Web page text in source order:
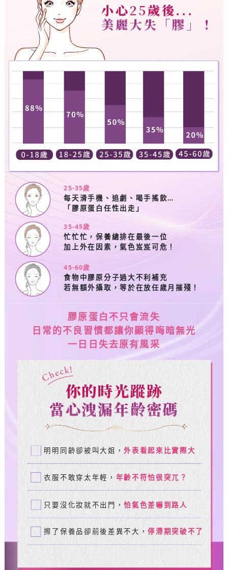
小心25歲後...
美麗大失「膠」！
25-35歲
每天滑手機、追劇、喝手搖飲…
「膠原蛋白任性出走」
35-45歲
忙忙忙，保養總排在最後一位
加上外在因素，氣色岌岌可危！
45-60歲
食物中膠原分子過大不利補充
若無額外攝取，等於在放任歲月摧殘！
膠原蛋白不只會流失
日常的不良習慣都讓你顯得晦暗無光
一日日失去原有風采
你的時光蹤跡
當心洩漏年齡密碼
明明同齡卻被叫大姐，外表看起來比實際大
衣服不敢穿太年輕， 年齡不符怕很突兀？
只要沒化妝就不出門，怕氣色差嚇到路人
擦了保養品卻前後差異不大，停滯期突破不了